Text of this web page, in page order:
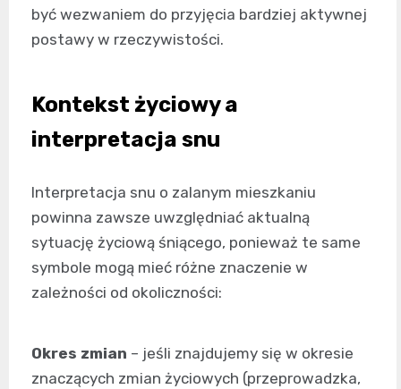
być wezwaniem do przyjęcia bardziej aktywnej
postawy w rzeczywistości.
Kontekst życiowy a
interpretacja snu
Interpretacja snu o zalanym mieszkaniu
powinna zawsze uwzględniać aktualną
sytuację życiową śniącego, ponieważ te same
symbole mogą mieć różne znaczenie w
zależności od okoliczności:
Okres zmian – jeśli znajdujemy się w okresie
znaczących zmian życiowych (przeprowadzka,